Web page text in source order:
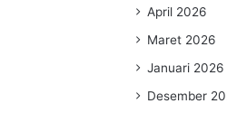
April 2026
Maret 2026
Januari 2026
Desember